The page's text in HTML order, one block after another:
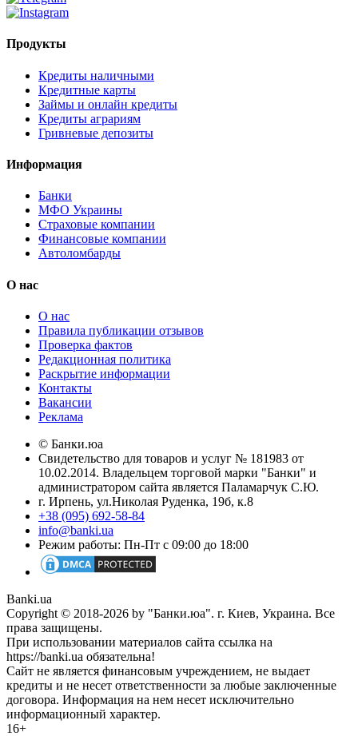
Продукты
Кредиты наличными
Кредитные карты
Займы и онлайн кредиты
Кредиты аграриям
Гривневые депозиты
Информация
Банки
МФО Украины
Страховые компании
Финансовые компании
Автоломбарды
О нас
О нас
Правила публикации отзывов
Проверка фактов
Редакционная политика
Раскрытие информации
Контакты
Вакансии
Реклама
© Банки.юа
Свидетельство для товаров и услуг № 181983 от
10.02.2014. Владельцем торговой марки "Банки" и
администратором сайта является Паламарчук С.Ю.
г. Ирпень, ул.Николая Руденка, 19б, к.8
+38 (095) 692-58-84
info@banki.ua
Режим работы: Пн-Пт с 09:00 до 18:00
Banki.ua
Copyright © 2018-2026 by "Банки.юа". г. Киев, Украина. Все
права защищены.
При использовании материалов сайта ссылка на
https://banki.ua обязательна!
Сайт не является финансовым учреждением, не выдает
кредиты и не несет ответственности за любые заключенные
договора. Информация на нем несет исключительно
информационный характер.
16+